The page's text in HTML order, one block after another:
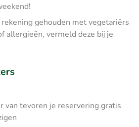
gehouden met vegetariërs
allergieën, vermeld deze bij je
van tevoren je reservering gratis